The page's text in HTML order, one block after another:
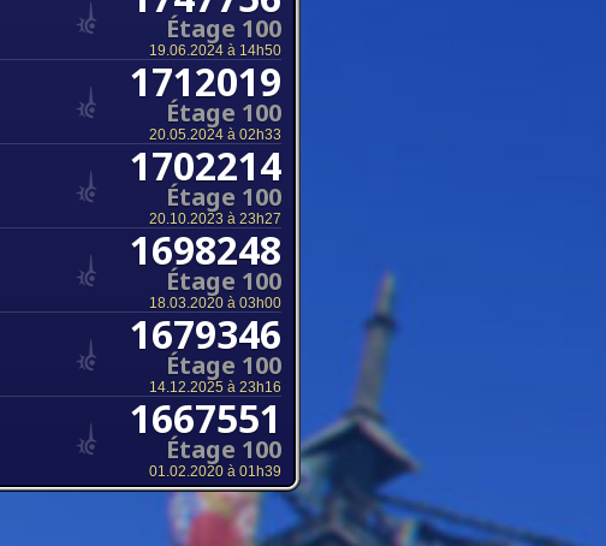
Étage 100
19.06.2024 à 14h50
1712019
Étage 100
20.05.2024 à 02h33
1702214
Étage 100
20.10.2023 à 23h27
1698248
Étage 100
18.03.2020 à 03h00
1679346
Étage 100
14.12.2025 à 23h16
1667551
Étage 100
01.02.2020 à 01h39